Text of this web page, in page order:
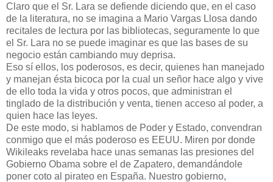
Claro que el Sr. Lara se defiende diciendo que, en el caso
de la literatura, no se imagina a Mario Vargas Llosa dando
recitales de lectura por las bibliotecas, seguramente lo que
el Sr. Lara no se puede imaginar es que las bases de su
negocio están cambiando muy deprisa.
Eso sí ellos, los poderosos, es decir, quienes han manejado
y manejan ésta bicoca por la cual un señor hace algo y vive
de ello toda la vida y otros pocos, que administran el
tinglado de la distribución y venta, tienen acceso al poder, a
quien hace las leyes.
De este modo, si hablamos de Poder y Estado, convendran
conmigo que el más poderoso es EEUU. Miren por donde
Wikileaks revelaba hace unas semanas las presiones del
Gobierno Obama sobre el de Zapatero, demandándole
poner coto al pirateo en España. Nuestro gobierno,